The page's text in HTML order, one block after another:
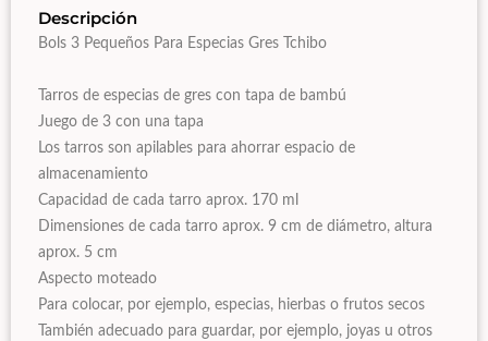
Descripción
Bols 3 Pequeños Para Especias Gres Tchibo
Tarros de especias de gres con tapa de bambú
Juego de 3 con una tapa
Los tarros son apilables para ahorrar espacio de
almacenamiento
Capacidad de cada tarro aprox. 170 ml
Dimensiones de cada tarro aprox. 9 cm de diámetro, altura
aprox. 5 cm
Aspecto moteado
Para colocar, por ejemplo, especias, hierbas o frutos secos
También adecuado para guardar, por ejemplo, joyas u otros